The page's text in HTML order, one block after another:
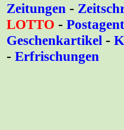
Zeitungen -
LOTTO -
Geschenkartikel -
- Erfrischungen